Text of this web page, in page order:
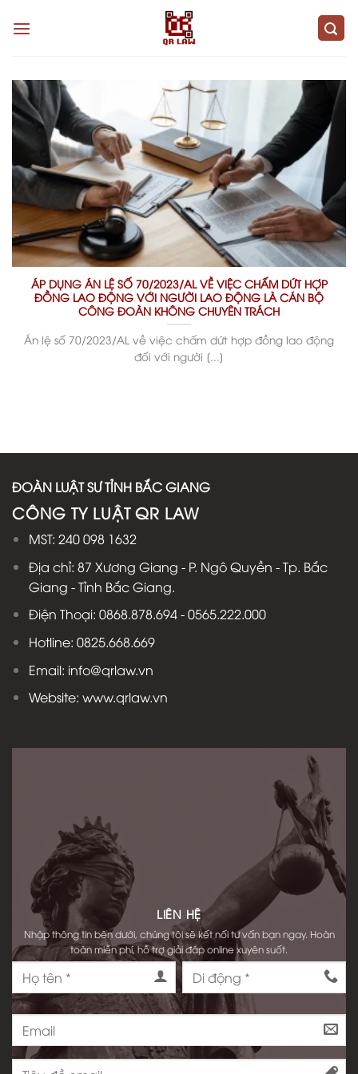
ÁP DỤNG ÁN LỆ SỐ 70/2023/AL VỀ VIỆC CHẤM DỨT HỢP
ĐỒNG LAO ĐỘNG VỚI NGƯỜI LAO ĐỘNG LÀ CÁN BỘ
CÔNG ĐOÀN KHÔNG CHUYÊN TRÁCH
Án lệ số 70/2023/AL về việc chấm dứt hợp đồng lao động
đối với người [...]
ĐOÀN LUẬT SƯ TỈNH BẮC GIANG
CÔNG TY LUẬT QR LAW
MST: 240 098 1632
Địa chỉ: 87 Xương Giang - P. Ngô Quyền - Tp. Bắc
Giang - Tỉnh Bắc Giang.
Điện Thoại: 0868.878.694 - 0565.222.000
Hotline: 0825.668.669
Email: info@qrlaw.vn
Website: www.qrlaw.vn
LIÊN HỆ
Nhập thông tin bên dưới, chúng tôi sẽ kết nối tư vấn bạn ngay. Hoàn
toàn miễn phí, hỗ trợ giải đáp online xuyên suốt.